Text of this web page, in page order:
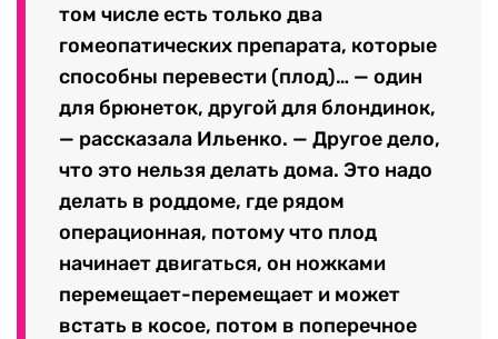
том числе есть только два
гомеопатических препарата, которые
способны перевести (плод)… — один
для брюнеток, другой для блондинок,
— рассказала Ильенко. — Другое дело,
что это нельзя делать дома. Это надо
делать в роддоме, где рядом
операционная, потому что плод
начинает двигаться, он ножками
перемещает-перемещает и может
встать в косое, потом в поперечное